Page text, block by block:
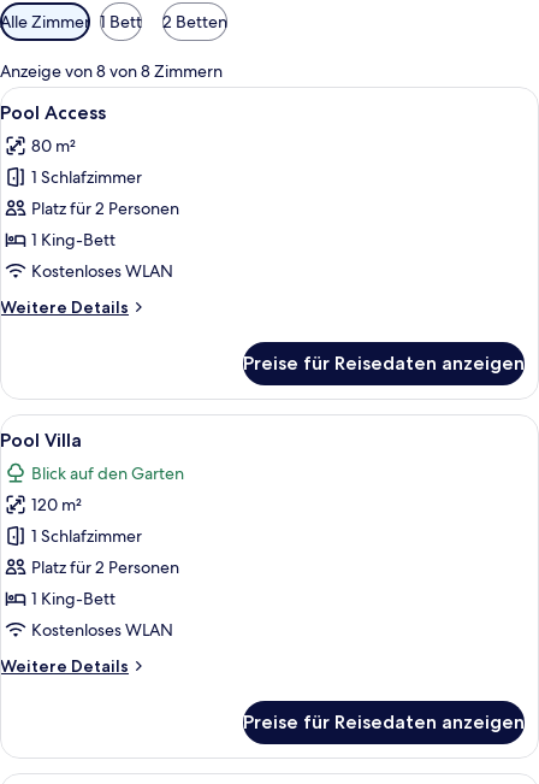
Verfügbare
Filter
für
Zimmer
Alle Zimmer 1 Bett 2 Betten
Anzeige von 8 von 8 Zimmern
Alle
Fotos
für
Pool
Access
anzeigen
Ein Hotelzimmer mit einem großen
6
Pool Access
80 m²
1 Schlafzimmer
Platz für 2 Personen
1 King-Bett
Kostenloses WLAN
Weitere Details
Weitere
Access
Preise für Reisedaten anzeigen
Alle
Fotos
für
Pool
Villa
anzeigen
Pool Villa | Kostenlose Minibar,
6
Pool Villa
Blick auf den Garten
120 m²
1 Schlafzimmer
Platz für 2 Personen
1 King-Bett
Kostenloses WLAN
Weitere Details
Weitere
Villa
Preise für Reisedaten anzeigen